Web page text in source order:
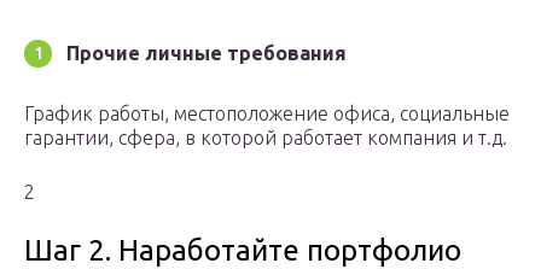
Прочие личные требования
График работы, местоположение офиса, социальные
гарантии, сфера, в которой работает компания и т.д.
2
Шаг 2. Наработайте портфолио